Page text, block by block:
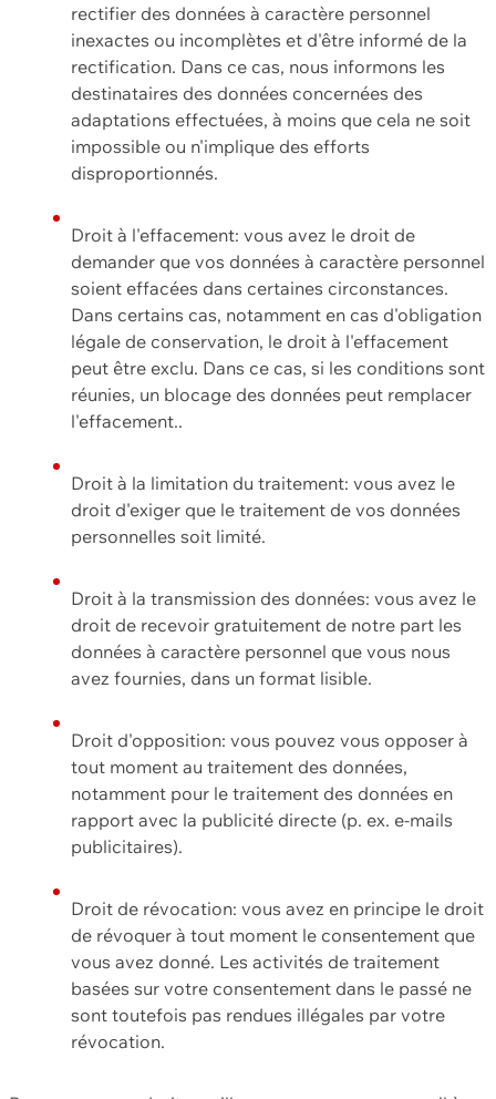
rectifier des données à caractère personnel
inexactes ou incomplètes et d'être informé de la
rectification. Dans ce cas, nous informons les
destinataires des données concernées des
adaptations effectuées, à moins que cela ne soit
impossible ou n'implique des efforts
disproportionnés.
Droit à l'effacement: vous avez le droit de
demander que vos données à caractère personnel
soient effacées dans certaines circonstances.
Dans certains cas, notamment en cas d'obligation
légale de conservation, le droit à l'effacement
peut être exclu. Dans ce cas, si les conditions sont
réunies, un blocage des données peut remplacer
l'effacement..
Droit à la limitation du traitement: vous avez le
droit d'exiger que le traitement de vos données
personnelles soit limité.
Droit à la transmission des données: vous avez le
droit de recevoir gratuitement de notre part les
données à caractère personnel que vous nous
avez fournies, dans un format lisible.
Droit d'opposition: vous pouvez vous opposer à
tout moment au traitement des données,
notamment pour le traitement des données en
rapport avec la publicité directe (p. ex. e-mails
publicitaires).
Droit de révocation: vous avez en principe le droit
de révoquer à tout moment le consentement que
vous avez donné. Les activités de traitement
basées sur votre consentement dans le passé ne
sont toutefois pas rendues illégales par votre
révocation.